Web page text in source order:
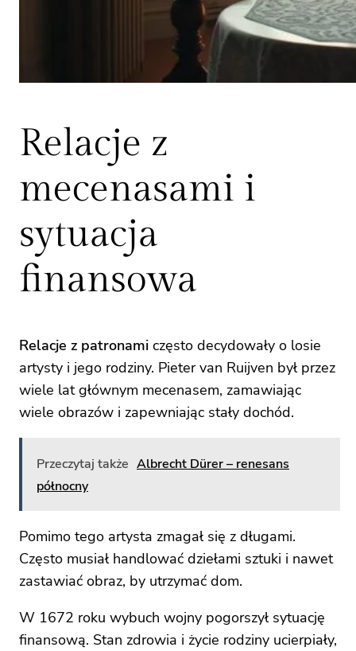
Relacje z
mecenasami i
sytuacja
finansowa
Relacje z patronami często decydowały o losie
artysty i jego rodziny. Pieter van Ruijven był przez
wiele lat głównym mecenasem, zamawiając
wiele obrazów i zapewniając stały dochód.
Przeczytaj także Albrecht Dürer – renesans
północny
Pomimo tego artysta zmagał się z długami.
Często musiał handlować dziełami sztuki i nawet
zastawiać obraz, by utrzymać dom.
W 1672 roku wybuch wojny pogorszył sytuację
finansową. Stan zdrowia i życie rodziny ucierpiały,